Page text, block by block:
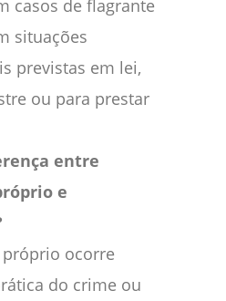
casos de flagrante
situações
previstas em lei,
ou para prestar
entre
e
ocorre
do crime ou